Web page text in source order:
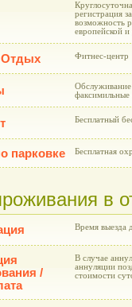
регистрация
возможность
европейской
Отдых Фитнес-центр
Обслуживание
факсимильные
Бесплатный
парковке Бесплатная
в
Время выезда
/
В случае
аннуляции
стоимости